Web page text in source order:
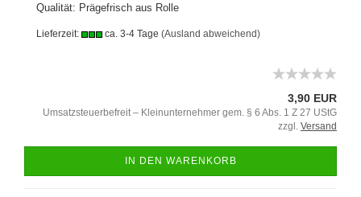
Qualität: Prägefrisch aus Rolle
Lieferzeit: ca. 3-4 Tage (Ausland abweichend)
3,90 EUR
Umsatzsteuerbefreit – Kleinunternehmer gem. § 6 Abs. 1 Z 27 UStG
zzgl. Versand
IN DEN WARENKORB